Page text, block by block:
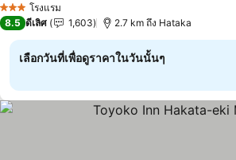
3 ดาว โรงแรม
8.5 ดีเลิศ 1,603 2.7 km ถึง Hataka
เลือกวันที่เพื่อดูราคาในวันนั้นๆ